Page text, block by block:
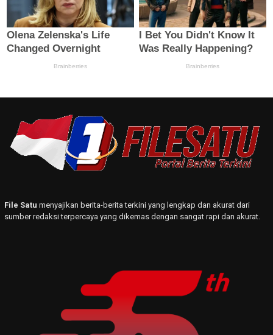
File Satu menyajikan berita-berita terkini yang lengkap dan akurat dari
sumber redaksi terpercaya yang dikemas dengan sangat rapi dan akurat.